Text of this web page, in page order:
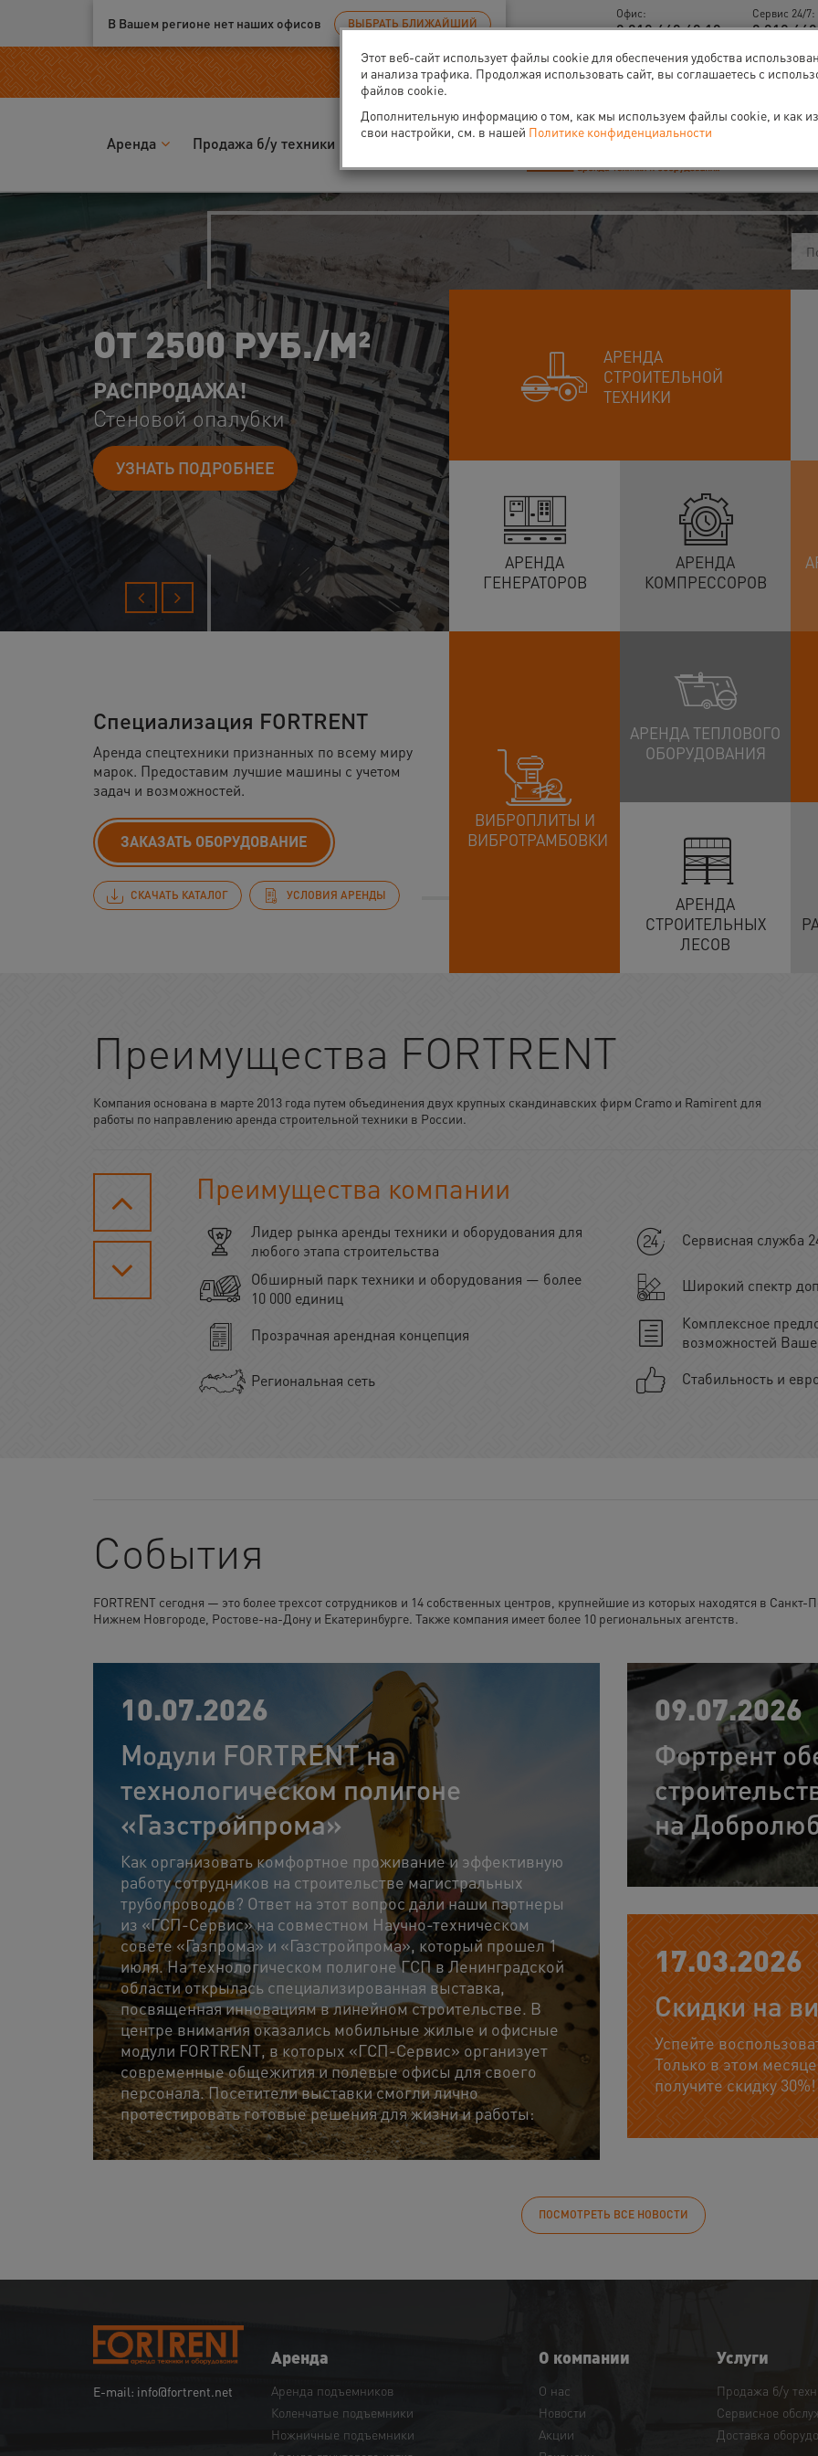
Ваш город:Великий Новгород
В Вашем регионе нет наших офисов ВЫБРАТЬ БЛИЖАЙШИЙ
Офис:
8 812 448 48 18
Сервис 24/7:
8 812
-40% на арендукомпрессоров
Аренда Продажа б/у техники Запчасти О нас
РУБ./М²
Специализация FORTRENT
Аренда спецтехники признанных по всему миру
марок. Предоставим лучшие машины с учетом
задач и возможностей.
ЗАКАЗАТЬ ОБОРУДОВАНИЕ
СКАЧАТЬ КАТАЛОГ УСЛОВИЯ АРЕНДЫ
АРЕНДА
СТРОИТЕЛЬНОЙ
ТЕХНИКИ
АРЕНДА
ГЕНЕРАТОРОВ
АРЕНДА
КОМПРЕССОРОВ
ВИБРОПЛИТЫ И
ВИБРОТРАМБОВКИ
АРЕНДА ТЕПЛОВОГО
ОБОРУДОВАНИЯ
АРЕНДА
СТРОИТЕЛЬНЫХ
ЛЕСОВ
Преимущества FORTRENT
Компания основана в марте 2013 года путем объединения двух крупных скандинавских фирм Cramo и Ramirent для
работы по направлению аренда строительной техники в России.
Преимущества компании
Лидер рынка аренды техники и оборудования для
любого этапа строительства
Обширный парк техники и оборудования — более
10 000 единиц
Прозрачная арендная концепция
Региональная сеть
Сервисная служба
Широкий спектр
Комплексное
возможностей
Стабильность и
События
FORTRENT сегодня — это более трехсот сотрудников и 14 собственных центров, крупнейшие из которых находятся в Санкт-
Нижнем Новгороде, Ростове-на-Дону и Екатеринбурге. Также компания имеет более 10 региональных агентств.
10.07.2026
Модули FORTRENT на
технологическом полигоне
«Газстройпрома»
Как организовать комфортное проживание и эффективную
работу сотрудников на строительстве магистральных
трубопроводов? Ответ на этот вопрос дали наши партнеры
из «ГСП-Сервис» на совместном Научно-техническом
совете «Газпрома» и «Газстройпрома», который прошел 1
июля. На технологическом полигоне ГСП в Ленинградской
области открылась специализированная выставка,
посвященная инновациям в линейном строительстве. В
центре внимания оказались мобильные жилые и офисные
модули FORTRENT, в которых «ГСП-Сервис» организует
современные общежития и полевые офисы для своего
персонала. Посетители выставки смогли лично
протестировать готовые решения для жизни и работы:
09.07.2026
Фортрент
на
17.03.2026
Скидки на
Успейте
Только в этом
получите скидку 30%!
ПОСМОТРЕТЬ ВСЕ НОВОСТИ
E-mail: info@fortrent.net
Аренда
Аренда подъемников
Коленчатые подъемники
Ножничные подъемники
О компании
О нас
Новости
Акции
Услуги
Продажа б/у
Сервисное
Доставка
Этот веб-сайт использует файлы cookie для обеспечения удобства
и анализа трафика. Продолжая использовать сайт, вы соглашаетесь с
файлов cookie.
Дополнительную информацию о том, как мы используем файлы cookie, и как
свои настройки, см. в нашей Политике конфиденциальности